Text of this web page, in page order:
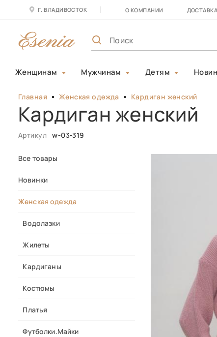
Г. ВЛАДИВОСТОК О КОМПАНИИ
Женщинам Мужчинам Детям
Главная Женская одежда Кардиган женский
Кардиган женский
Артикул w-03-319
Все товары
Новинки
Женская одежда
Водолазки
Жилеты
Кардиганы
Костюмы
Платья
Футболки.Майки